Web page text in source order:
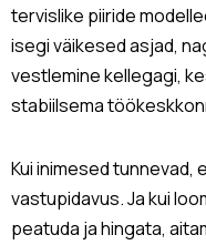
tervislike piiride
isegi väikesed asjad,
vestlemine kellegagi,
stabiilsema
Kui inimesed
vastupidavus. Ja kui
peatuda ja hingata,